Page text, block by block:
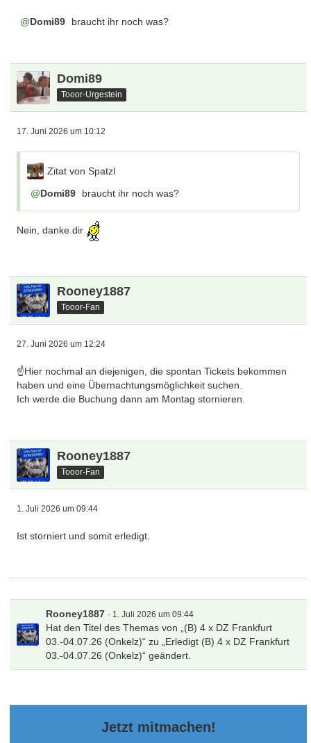
Domi89 braucht ihr noch was?
Domi89
Tooor-Urgestein
17. Juni 2026 um 10:12
Zitat von Spatzl
Domi89
braucht ihr noch was?
Nein, danke dir
Rooney1887
Tooor-Fan
27. Juni 2026 um 12:24
☝️Hier nochmal an diejenigen, die spontan Tickets bekommen
haben und eine Übernachtungsmöglichkeit suchen.
Ich werde die Buchung dann am Montag stornieren.
Rooney1887
Tooor-Fan
1. Juli 2026 um 09:44
Ist storniert und somit erledigt.
Rooney1887 1. Juli 2026 um 09:44
Hat den Titel des Themas von „(B) 4 x DZ Frankfurt
03.-04.07.26 (Onkelz)“ zu „Erledigt (B) 4 x DZ Frankfurt
03.-04.07.26 (Onkelz)“ geändert.
Jetzt mitmachen!